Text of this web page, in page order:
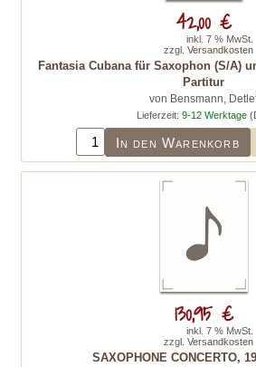
Fantasia Cubana für Saxophon (S/A)
Partitur
von Bensmann,
Lieferzeit: 9-12 Werktage
In den Warenkorb
42,00 €
inkl. 7 % MwSt.
zzgl. Versandkosten
SAXOPHONE CONCERTO,
130,95 €
inkl. 7 % MwSt.
zzgl. Versandkosten